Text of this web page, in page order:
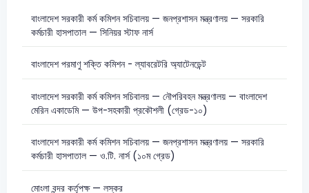
বাংলাদেশ সরকারী কর্ম কমিশন সচিবালয় — জনপ্রশাসন মন্ত্রণালয় — সরকারি
কর্মচারী হাসপাতাল — সিনিয়র স্টাফ নার্স
বাংলাদেশ পরমাণু শক্তি কমিশন - ল্যাবরেটরি অ্যাটেনডেন্ট
বাংলাদেশ সরকারী কর্ম কমিশন সচিবালয় — নৌপরিবহন মন্ত্রণালয় — বাংলাদেশ
মেরিন একাডেমি — উপ-সহকারী প্রকৌশলী (গ্রেড-১০)
বাংলাদেশ সরকারী কর্ম কমিশন সচিবালয় — জনপ্রশাসন মন্ত্রণালয় — সরকারি
কর্মচারী হাসপাতাল — ও.টি. নার্স (১০ম গ্রেড)
মোংলা বন্দর কর্তৃপক্ষ — লস্কর